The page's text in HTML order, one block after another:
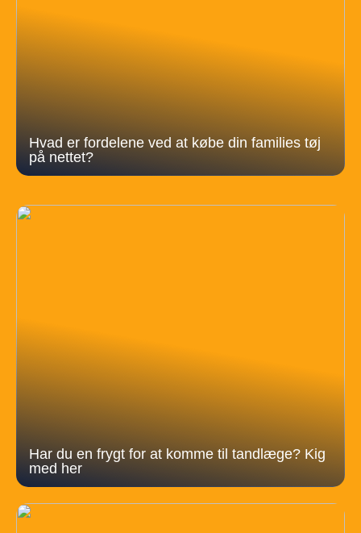
Hvad er fordelene ved at købe din families tøj
på nettet?
Har du en frygt for at komme til tandlæge? Kig
med her